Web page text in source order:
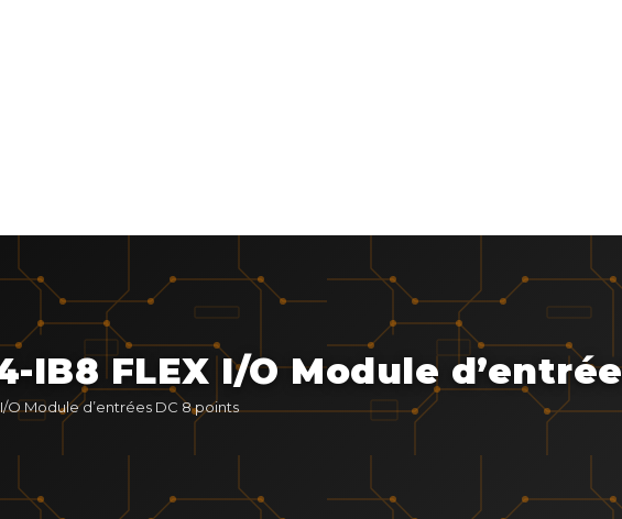
IB8 FLEX I/O Module
O Module d’entrées DC 8 points